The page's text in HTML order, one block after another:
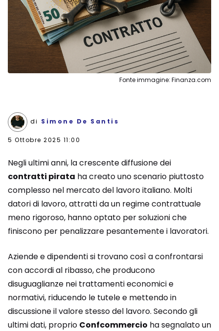
Fonte immagine: Finanza.com
di Simone De Santis
5 Ottobre 2025 11:00
Negli ultimi anni, la crescente diffusione dei
contratti pirata ha creato uno scenario piuttosto
complesso nel mercato del lavoro italiano. Molti
datori di lavoro, attratti da un regime contrattuale
meno rigoroso, hanno optato per soluzioni che
finiscono per penalizzare pesantemente i lavoratori.
Aziende e dipendenti si trovano così a confrontarsi
con accordi al ribasso, che producono
disuguaglianze nei trattamenti economici e
normativi, riducendo le tutele e mettendo in
discussione il valore stesso del lavoro. Secondo gli
ultimi dati, proprio Confcommercio ha segnalato un